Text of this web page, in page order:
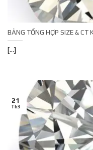
BẢNG TỔNG HỢP SIZE & CT
[...]
21
Th3